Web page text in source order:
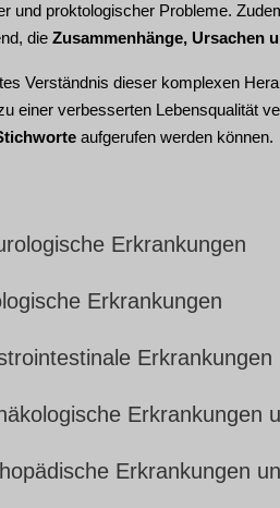
und proktologischer Probleme.
die Zusammenhänge, Ursachen
Verständnis dieser komplexen
einer verbesserten Lebensqualität
aufgerufen werden können.
Erkrankungen
Erkrankungen
Erkrankungen
Erkrankungen
Erkrankungen